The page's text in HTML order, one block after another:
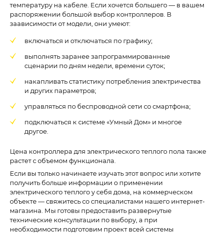
температуру на кабеле. Если хочется большего — в вашем
распоряжении большой выбор контроллеров. В
заависимости от модели, они умеют:
включаться и отключаться по графику;
выполнять заранее запрограммированные
сценарии по дням недели, времени суток;
накапливать статистику потребления электричества
и других параметров;
управляться по беспроводной сети со смартфона;
подключаться к системе «Умный Дом» и многое
другое.
Цена контроллера для электрического теплого пола также
растет с объемом функционала.
Если вы только начинаете изучать этот вопрос или хотите
получить больше информации о применении
электрического теплого у себя дома, на коммерческом
объекте — свяжитесь со специалистами нашего интернет-
магазина. Мы готовы предоставить развернутые
технические консультации по выбору, а при
необходимости подготовим проект всей системы